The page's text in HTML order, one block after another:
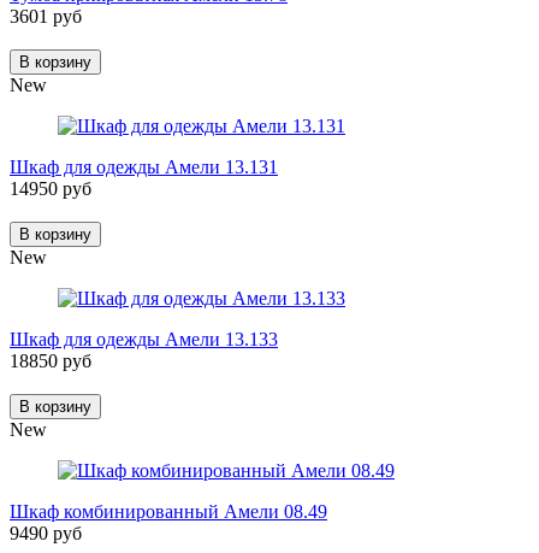
3601 руб
В корзину
New
Шкаф для одежды Амели 13.131
14950 руб
В корзину
New
Шкаф для одежды Амели 13.133
18850 руб
В корзину
New
Шкаф комбинированный Амели 08.49
9490 руб